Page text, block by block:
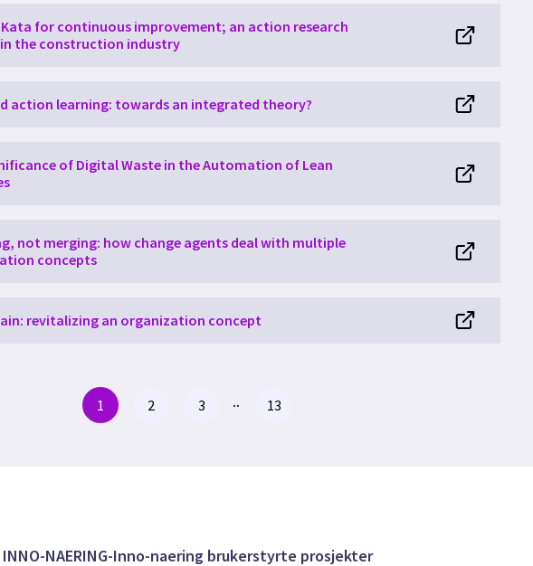
for continuous improvement; an action research
the construction industry
action learning: towards an integrated theory?
of Digital Waste in the Automation of Lean
not merging: how change agents deal with multiple
concepts
revitalizing an organization concept
1 2 3 13
INNO-NAERING-Inno-naering brukerstyrte prosjekter